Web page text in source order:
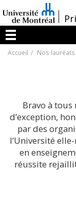
au
contenu
/
Menu
Accueil Nos lauréats
Bravo à
d’exception,
par des
l’Université
en
réussite